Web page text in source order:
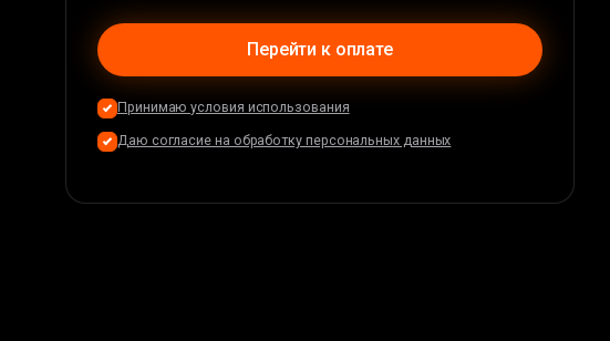
Перейти к оплате
Принимаю условия использования
Даю согласие на обработку персональных данных